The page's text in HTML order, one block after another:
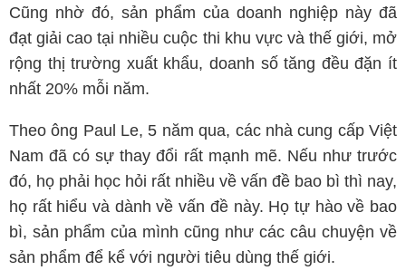
Cũng nhờ đó, sản phẩm của doanh nghiệp này đã
đạt giải cao tại nhiều cuộc thi khu vực và thế giới, mở
rộng thị trường xuất khẩu, doanh số tăng đều đặn ít
nhất 20% mỗi năm.
Theo ông Paul Le, 5 năm qua, các nhà cung cấp Việt
Nam đã có sự thay đổi rất mạnh mẽ. Nếu như trước
đó, họ phải học hỏi rất nhiều về vấn đề bao bì thì nay,
họ rất hiểu và dành về vấn đề này. Họ tự hào về bao
bì, sản phẩm của mình cũng như các câu chuyện về
sản phẩm để kể với người tiêu dùng thế giới.